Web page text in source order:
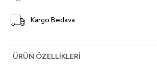
Kargo Bedava
ÜRÜN ÖZELLIKLERI